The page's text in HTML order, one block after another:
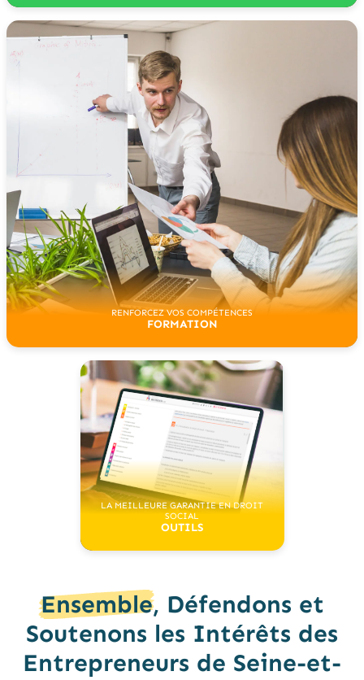
RENFORCEZ VOS COMPÉTENCES
FORMATION
LA MEILLEURE GARANTIE EN DROIT
SOCIAL
OUTILS
Ensemble, Défendons et
Soutenons les Intérêts des
Entrepreneurs de Seine-et-